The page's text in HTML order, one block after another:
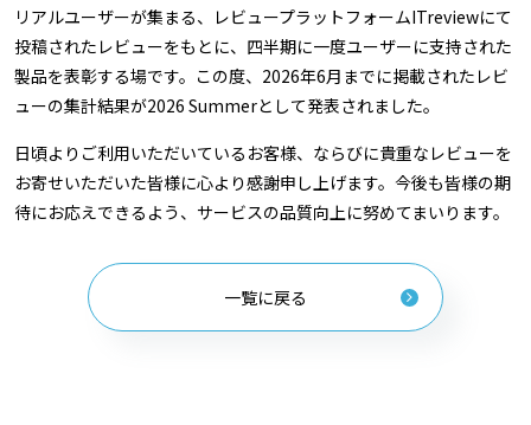
リアルユーザーが集まる、レビュープラットフォームITreviewにて
投稿されたレビューをもとに、四半期に一度ユーザーに支持された
製品を表彰する場です。この度、2026年6月までに掲載されたレビ
ューの集計結果が2026 Summerとして発表されました。
日頃よりご利用いただいているお客様、ならびに貴重なレビューを
お寄せいただいた皆様に心より感謝申し上げます。今後も皆様の期
待にお応えできるよう、サービスの品質向上に努めてまいります。
一覧に戻る